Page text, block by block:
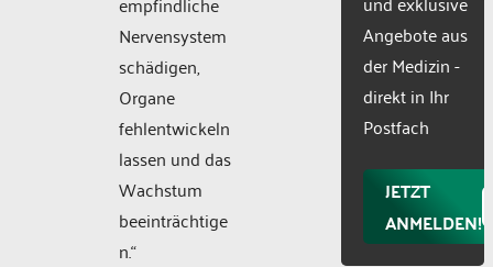
Nervensystem
schädigen,
Organe
fehlentwickeln
lassen und das
Wachstum
beeinträchtige
n.“
Powered
Consent
Angebote aus
der Medizin -
direkt in Ihr
Postfach
JETZT
ANMELDEN!